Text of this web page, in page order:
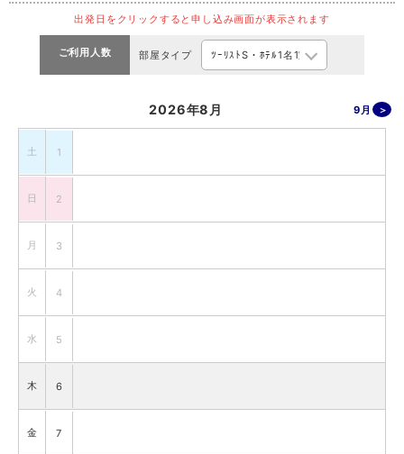
出発日をクリックすると申し込み画面が表示されます
ご利用人数 部屋タイプ
2026年8月 9月
土 1
日 2
月 3
火 4
水 5
木 6
金 7